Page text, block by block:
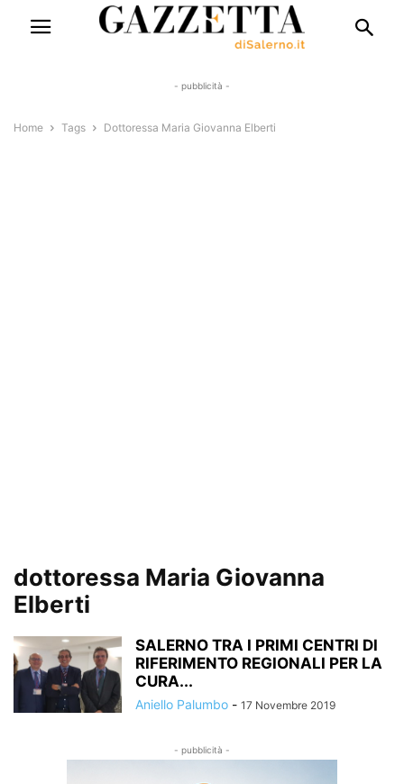
- pubblicità -
Home Tags Dottoressa Maria Giovanna Elberti
dottoressa Maria Giovanna
Elberti
SALERNO TRA I PRIMI CENTRI DI
RIFERIMENTO REGIONALI PER LA
CURA...
Aniello Palumbo - 17 Novembre 2019
- pubblicità -